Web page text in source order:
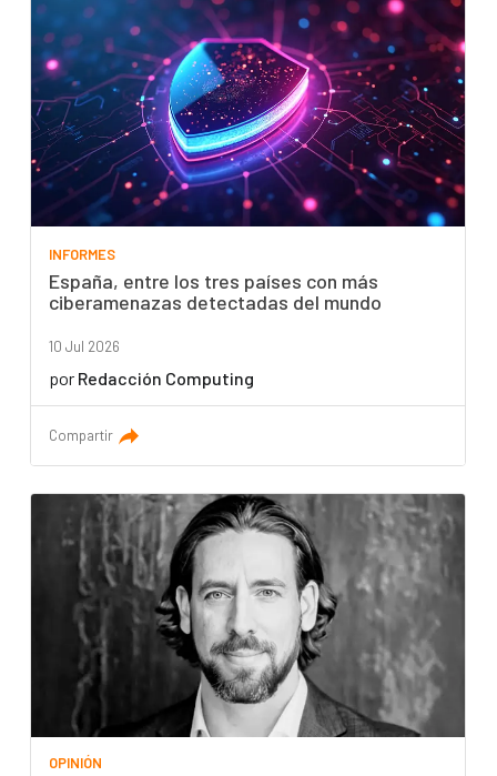
INFORMES
España, entre los tres países con más
ciberamenazas detectadas del mundo
10 Jul 2026
por Redacción Computing
Compartir
OPINIÓN